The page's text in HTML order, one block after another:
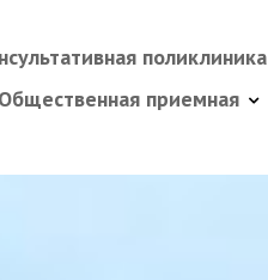
поликлиника
Общественная приемная